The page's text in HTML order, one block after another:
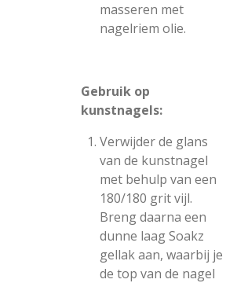
masseren met
nagelriem olie.
Gebruik op
kunstnagels:
Verwijder de glans
van de kunstnagel
met behulp van een
180/180 grit vijl.
Breng daarna een
dunne laag Soakz
gellak aan, waarbij je
de top van de nagel